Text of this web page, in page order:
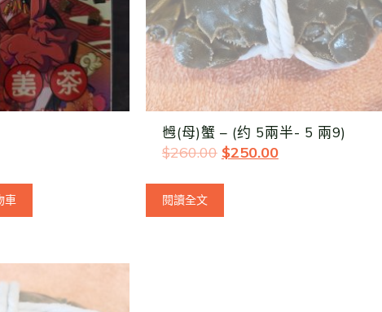
車
乸(母)蟹 – (约 5兩半- 5 兩9)
$260.00 $250.00
閱讀全文